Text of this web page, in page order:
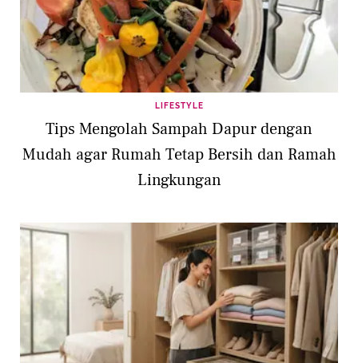
LIFESTYLE
Tips Mengolah Sampah Dapur dengan
Mudah agar Rumah Tetap Bersih dan Ramah
Lingkungan